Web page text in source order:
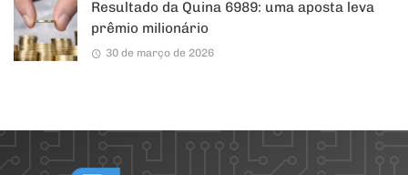
Resultado da Quina 6989: uma aposta leva
prêmio milionário
30 de março de 2026